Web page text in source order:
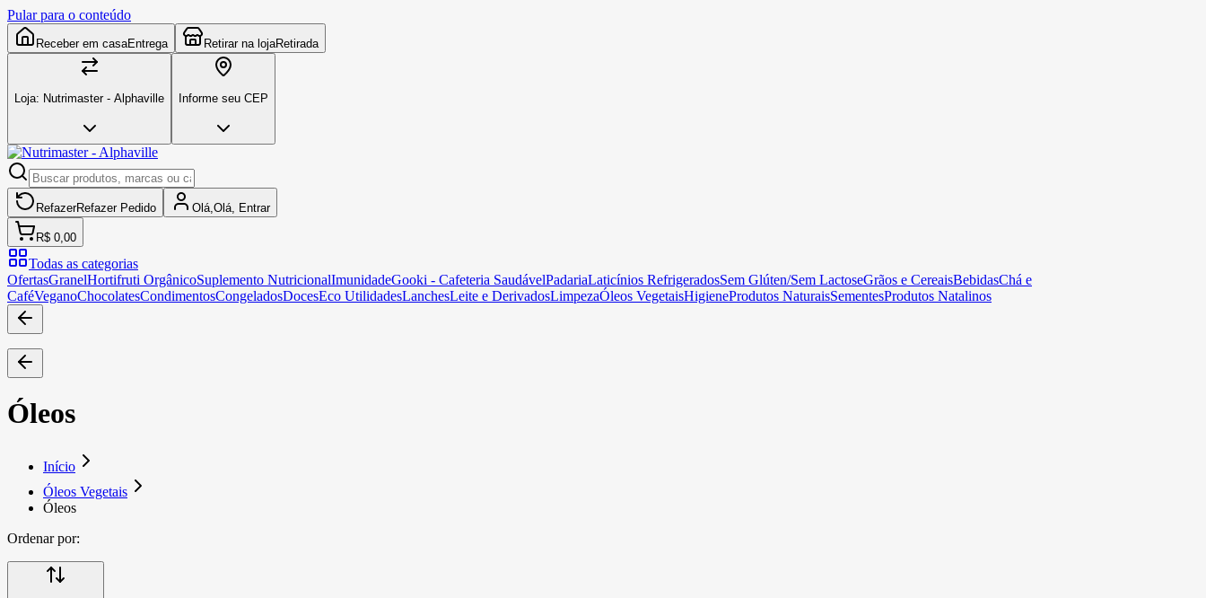
Pular para o conteúdo
Receber em casaEntrega Retirar na lojaRetirada
Loja: Nutrimaster - Alphaville Informe seu CEP
RefazerRefazer Pedido Olá, Olá, Entrar
R$ 0,00
Todas as categorias
OfertasGranelHortifruti OrgânicoSuplemento NutricionalImunidadeGooki - Cafeteria SaudávelPadariaLaticínios RefrigeradosSem Glúten/Sem LactoseGrãos e CereaisBebidasChá e
CaféVeganoChocolatesCondimentosCongeladosDocesEco UtilidadesLanchesLeite e DerivadosLimpezaÓleos VegetaisHigieneProdutos NaturaisSementesProdutos Natalinos
Óleos
Início
Óleos Vegetais
Óleos
Ordenar por: